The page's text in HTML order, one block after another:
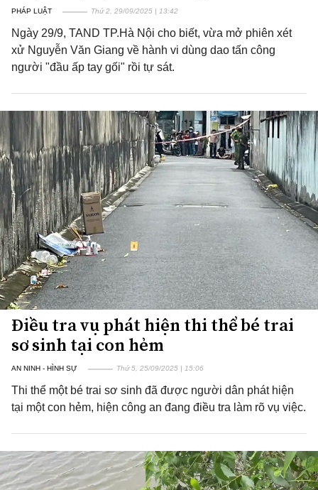
PHÁP LUẬT Thứ 2, 29/09/2025 | 13:42
Ngày 29/9, TAND TP.Hà Nội cho biết, vừa mở phiên xét
xử Nguyễn Văn Giang về hành vi dùng dao tấn công
người "đầu ấp tay gối" rồi tự sát.
Điều tra vụ phát hiện thi thể bé trai
sơ sinh tại con hẻm
AN NINH - HÌNH SỰ Thứ 5, 25/09/2025 | 15:06
Thi thể một bé trai sơ sinh đã được người dân phát hiện
tại một con hẻm, hiện công an đang điều tra làm rõ vụ việc.